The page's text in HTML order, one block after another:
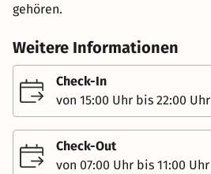
gehören.
Weitere Informationen
Check-In
von 15:00 Uhr bis 22:00 Uhr
Check-Out
von 07:00 Uhr bis 11:00 Uhr